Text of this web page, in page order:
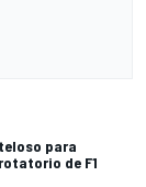
para
de F1